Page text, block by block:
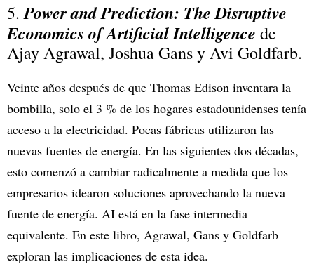
5.Power and Prediction: The Disruptive
Economics of Artificial Intelligence de
Ajay Agrawal, Joshua Gans y Avi Goldfarb.
Veinte años después de que Thomas Edison inventara la
bombilla, solo el 3 % de los hogares estadounidenses tenía
acceso a la electricidad. Pocas fábricas utilizaron las
nuevas fuentes de energía. En las siguientes dos décadas,
esto comenzó a cambiar radicalmente a medida que los
empresarios idearon soluciones aprovechando la nueva
fuente de energía. AI está en la fase intermedia
equivalente. En este libro, Agrawal, Gans y Goldfarb
exploran las implicaciones de esta idea.